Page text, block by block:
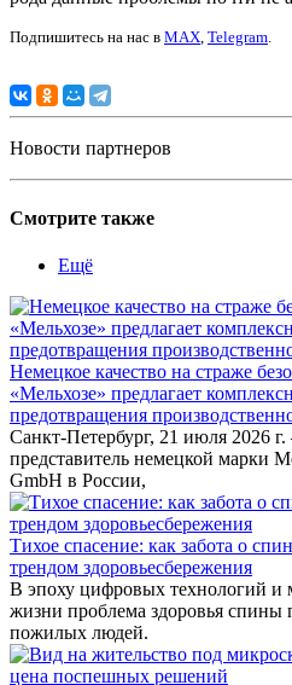
Подпишитесь на нас в MAX, Telegram.
Новости партнеров
Смотрите также
Ещё
Немецкое качество на страже
«Мельхозе» предлагает
предотвращения
Санкт-Петербург, 21 июля 2026
представитель немецкой марки
GmbH в России,
Тихое спасение: как забота о
трендом здоровьесбережения
В эпоху цифровых технологий и
жизни проблема здоровья спины
пожилых людей.